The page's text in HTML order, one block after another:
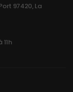
97420, La
11h